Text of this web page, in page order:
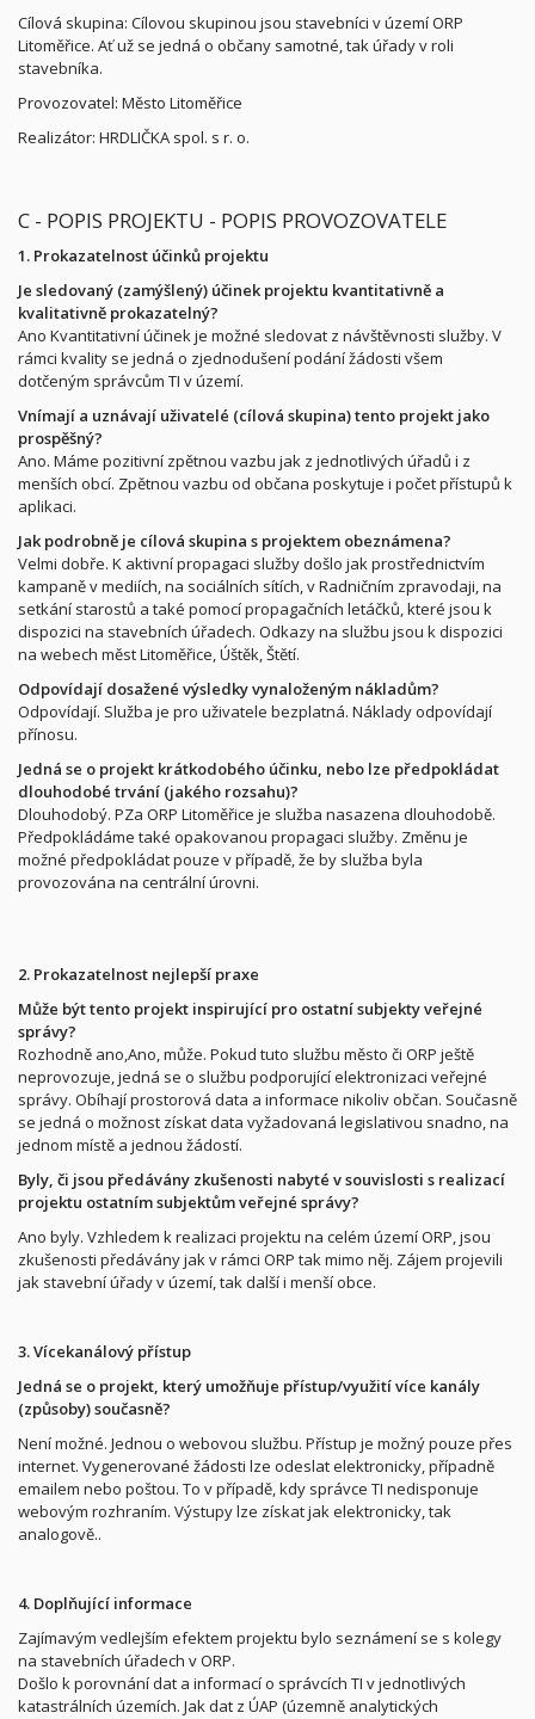
Cílová skupina: Cílovou skupinou jsou stavebníci v území ORP
Litoměřice. Ať už se jedná o občany samotné, tak úřady v roli
stavebníka.
Provozovatel: Město Litoměřice
Realizátor: HRDLIČKA spol. s r. o.
C - POPIS PROJEKTU - POPIS PROVOZOVATELE
1. Prokazatelnost účinků projektu
Je sledovaný (zamýšlený) účinek projektu kvantitativně a
kvalitativně prokazatelný?
Ano Kvantitativní účinek je možné sledovat z návštěvnosti služby. V
rámci kvality se jedná o zjednodušení podání žádosti všem
dotčeným správcům TI v území.
Vnímají a uznávají uživatelé (cílová skupina) tento projekt jako
prospěšný?
Ano. Máme pozitivní zpětnou vazbu jak z jednotlivých úřadů i z
menších obcí. Zpětnou vazbu od občana poskytuje i počet přístupů k
aplikaci.
Jak podrobně je cílová skupina s projektem obeznámena?
Velmi dobře. K aktivní propagaci služby došlo jak prostřednictvím
kampaně v mediích, na sociálních sítích, v Radničním zpravodaji, na
setkání starostů a také pomocí propagačních letáčků, které jsou k
dispozici na stavebních úřadech. Odkazy na službu jsou k dispozici
na webech měst Litoměřice, Úštěk, Štětí.
Odpovídají dosažené výsledky vynaloženým nákladům?
Odpovídají. Služba je pro uživatele bezplatná. Náklady odpovídají
přínosu.
Jedná se o projekt krátkodobého účinku, nebo lze předpokládat
dlouhodobé trvání (jakého rozsahu)?
Dlouhodobý. PZa ORP Litoměřice je služba nasazena dlouhodobě.
Předpokládáme také opakovanou propagaci služby. Změnu je
možné předpokládat pouze v případě, že by služba byla
provozována na centrální úrovni.
2. Prokazatelnost nejlepší praxe
Může být tento projekt inspirující pro ostatní subjekty veřejné
správy?
Rozhodně ano,Ano, může. Pokud tuto službu město či ORP ještě
neprovozuje, jedná se o službu podporující elektronizaci veřejné
správy. Obíhají prostorová data a informace nikoliv občan. Současně
se jedná o možnost získat data vyžadovaná legislativou snadno, na
jednom místě a jednou žádostí.
Byly, či jsou předávány zkušenosti nabyté v souvislosti s realizací
projektu ostatním subjektům veřejné správy?
Ano byly. Vzhledem k realizaci projektu na celém území ORP, jsou
zkušenosti předávány jak v rámci ORP tak mimo něj. Zájem projevili
jak stavební úřady v území, tak další i menší obce.
3. Vícekanálový přístup
Jedná se o projekt, který umožňuje přístup/využití více kanály
(způsoby) současně?
Není možné. Jednou o webovou službu. Přístup je možný pouze přes
internet. Vygenerované žádosti lze odeslat elektronicky, případně
emailem nebo poštou. To v případě, kdy správce TI nedisponuje
webovým rozhraním. Výstupy lze získat jak elektronicky, tak
analogově..
4. Doplňující informace
Zajímavým vedlejším efektem projektu bylo seznámení se s kolegy
na stavebních úřadech v ORP.
Došlo k porovnání dat a informací o správcích TI v jednotlivých
katastrálních územích. Jak dat z ÚAP (územně analytických